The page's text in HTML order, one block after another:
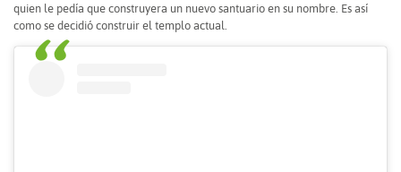
quien le pedía que construyera un nuevo santuario en su nombre. Es así
como se decidió construir el templo actual.